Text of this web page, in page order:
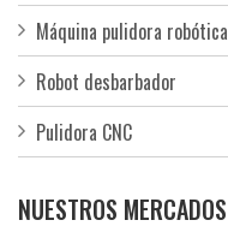
Máquina pulidora robótica
Robot desbarbador
Pulidora CNC
NUESTROS MERCADOS